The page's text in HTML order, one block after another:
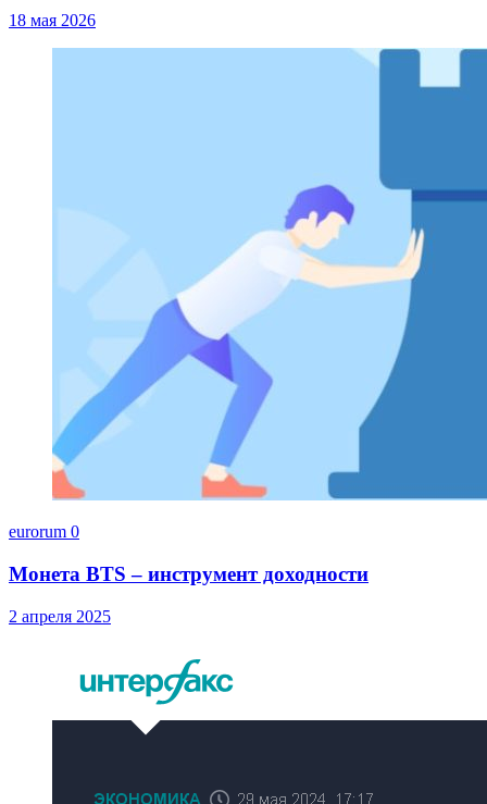
18 мая 2026
eurorum 0
Монета BTS – инструмент доходности
2 апреля 2025